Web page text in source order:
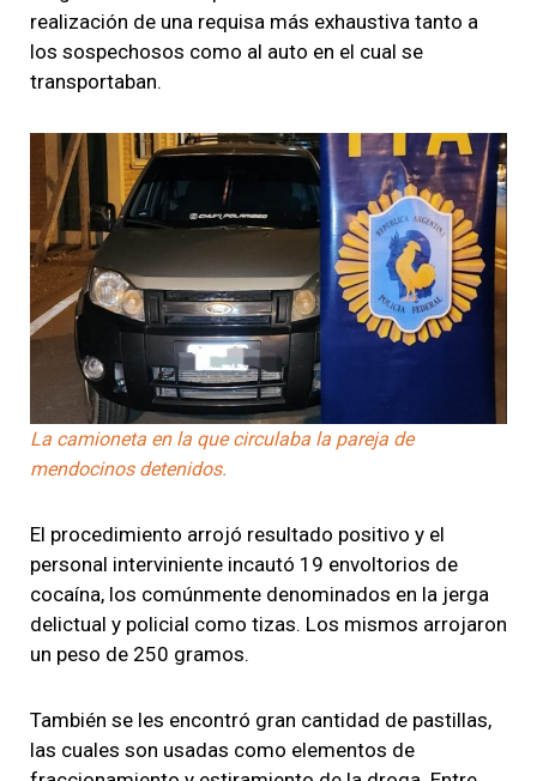
realización de una requisa más exhaustiva tanto a
los sospechosos como al auto en el cual se
transportaban.
La camioneta en la que circulaba la pareja de
mendocinos detenidos.
El procedimiento arrojó resultado positivo y el
personal interviniente incautó 19 envoltorios de
cocaína, los comúnmente denominados en la jerga
delictual y policial como tizas. Los mismos arrojaron
un peso de 250 gramos.
También se les encontró gran cantidad de pastillas,
las cuales son usadas como elementos de